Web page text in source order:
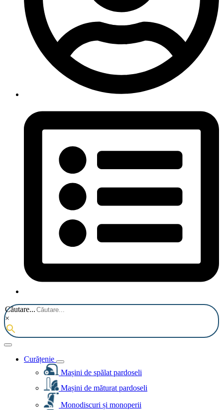
Căutare...
×
Curățenie
Mașini de spălat pardoseli
Mașini de măturat pardoseli
Monodiscuri și monoperii